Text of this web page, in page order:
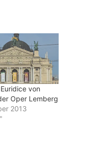
von
Oper Lemberg
2013